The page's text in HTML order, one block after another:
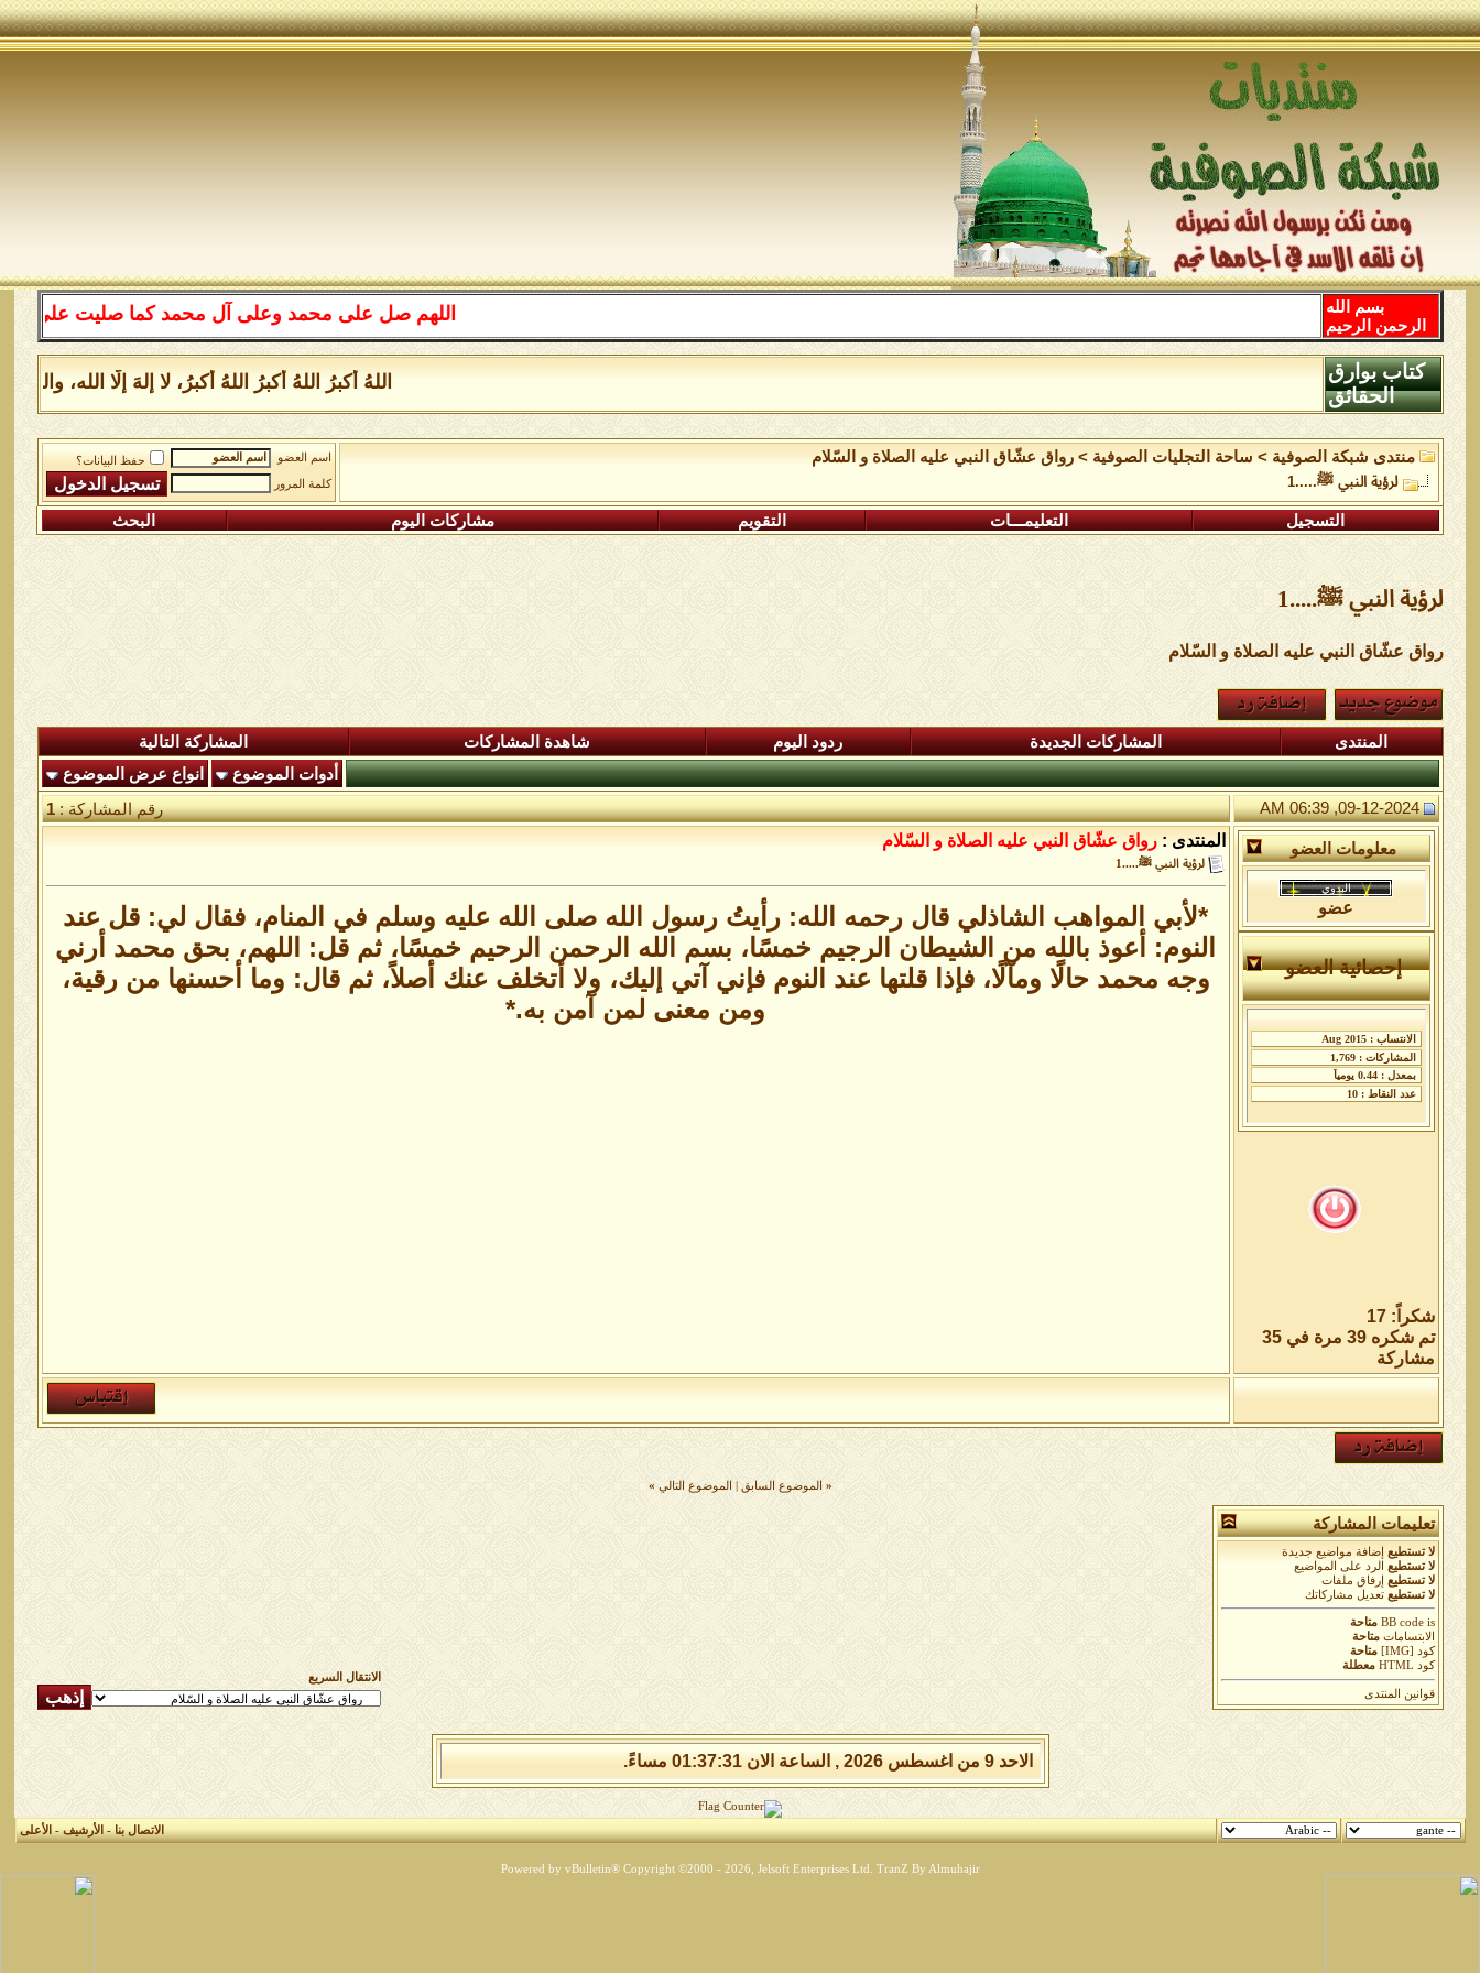
اللهم صل على محمد وعلى آل محمد كما صليت على إبراهيم
بسم الله
الرحمن الرحيم
اللهُ أكبرُ اللهُ أكبرُ اللهُ أكبرُ، لا إلهَ إلَّا الله،
كتاب بوارق
الحقائق
منتدى شبكة الصوفية > ساحة التجليات الصوفية >رواق عشّاق النبي عليه الصلاة و السّلام
لرؤية النبي ﷺ.....1
اسم العضو
حفظ البيانات؟
كلمة المرور
التسجيل التعليمـــات التقويم مشاركات اليوم البحث
لرؤية النبي ﷺ.....1
رواق عشّاق النبي عليه الصلاة و السّلام
المنتدى المشاركات الجديدة ردود اليوم شاهدة المشاركات
المشاركة التالية
أدوات الموضوع
انواع عرض الموضوع
09-12-2024, 06:39 AM
رقم المشاركة :1
معلومات العضو
عضو
إحصائية العضو
شكراً: 17
تم شكره 39 مرة في 35
مشاركة
المنتدى : رواق عشّاق النبي عليه الصلاة و السّلام
لرؤية النبي ﷺ.....1
*لأبي المواهب الشاذلي قال رحمه الله: رأيتُ رسول الله صلى الله عليه وسلم في المنام، فقال لي: قل عند
النوم: أعوذ بالله من الشيطان الرجيم خمسًا، بسم الله الرحمن الرحيم خمسًا، ثم قل: اللهم، بحق محمد أرني
وجه محمد حالًا ومآلًا، فإذا قلتها عند النوم فإني آتي إليك، ولا أتخلف عنك أصلاً، ثم قال: وما أحسنها من رقية،
ومن معنى لمن آمن به.*
« الموضوع السابق الموضوع التالي »
تعليمات المشاركة
لا تستطيع
إضافة مواضيع جديدة
لا تستطيع
الرد على المواضيع
لا تستطيع
إرفاق ملفات
لا تستطيع تعديل مشاركاتك
BB codeis
متاحة
الابتسامات متاحة
كود [IMG]
متاحة
كود HTML
معطلة
قوانين المنتدى
الانتقال السريع
الاحد 9 من اغسطس 2026 , الساعة الان 01:37:31 مساءً.
الاتصال بنا-الأرشيف-الأعلى
Powered by vBulletin® Copyright ©2000 - 2026, Jelsoft Enterprises Ltd. TranZ By Almuhajir